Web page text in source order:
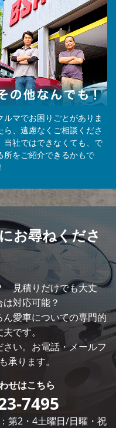
ルマでお困りごとがありま
ら、遠慮なくご相談くださ
当社ではできなくても、で
所をご紹介できるかもで
お尋ねくださ
見積りだけでも大丈
対応可能？
愛車についての専門的
です。
い。お電話・メールフ
承ります。
せはこちら
7495
第2・4土曜日/日曜・祝